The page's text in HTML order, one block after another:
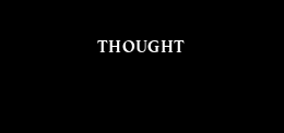
THOUGHT